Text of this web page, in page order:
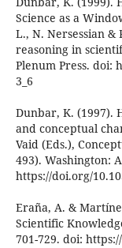
Science as a
L., N. Nersessian &
reasoning in
Plenum Press. doi:
3_6
Dunbar, K. (1997).
and conceptual
Vaid (Eds.),
493). Washington:
https://doi.org/
Eraña, A. &
Scientific
701-729. doi: